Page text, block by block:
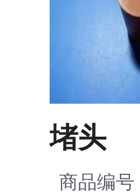
堵头
商品编号